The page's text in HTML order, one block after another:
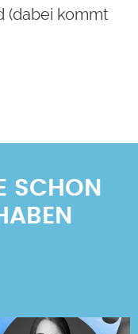
(dabei kommt
SCHON